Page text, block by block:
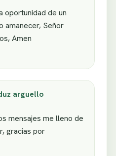
oportunidad de un
amanecer, Señor
Amen
arguello
mensajes me lleno de
gracias por